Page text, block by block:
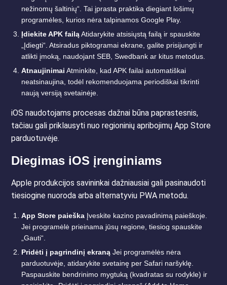
nežinomų šaltinių“. Tai įprasta praktika diegiant lošimų
programėles, kurios nėra talpinamos Google Play.
Įdiekite APK failąAtidarykite atsisiųstą failą ir spauskite
„Įdiegti“. Atsiradus piktogramai ekrane, galite prisijungti ir
atlikti įmoką, naudojant SEB, Swedbank ar kitus metodus.
Atnaujinimai Atminkite, kad APK failai automatiškai
neatsinaujina, todėl rekomenduojama periodiškai tikrinti
naują versiją svetainėje.
iOS naudotojams procesas dažnai būna paprastesnis,
tačiau gali priklausyti nuo regioninių apribojimų App Store
parduotuvėje.
Diegimas iOS įrenginiams
Apple produkcijos savininkai dažniausiai gali pasinaudoti
tiesiogine nuoroda arba alternatyviu PWA metodu.
App Store paieška Įveskite kazino pavadinimą paieškoje.
Jei programėlė prieinama jūsų regione, tiesiog spauskite
„Gauti“.
Pridėti į pagrindinį ekraną Jei programėlės nėra
parduotuvėje, atidarykite svetainę per Safari naršyklę.
Paspauskite bendrinimo mygtuką (kvadratas su rodykle) ir